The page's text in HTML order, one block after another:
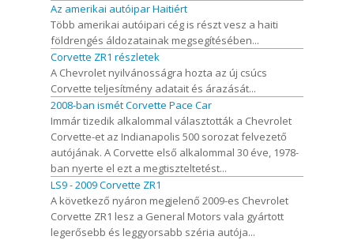
Az amerikai autóipar Haitiért
Több amerikai autóipari cég is részt vesz a haiti
földrengés áldozatainak megsegítésében...
Corvette ZR1 részletek
A Chevrolet nyilvánosságra hozta az új csúcs
Corvette teljesítmény adatait és árazását...
2008-ban ismét Corvette Pace Car
Immár tizedik alkalommal választották a Chevrolet
Corvette-et az Indianapolis 500 sorozat felvezető
autójának. A Corvette első alkalommal 30 éve, 1978-
ban nyerte el ezt a megtiszteltetést...
LS9 - 2009 Corvette ZR1
A következő nyáron megjelenő 2009-es Chevrolet
Corvette ZR1 lesz a General Motors vala gyártott
legerősebb és leggyorsabb széria autója...